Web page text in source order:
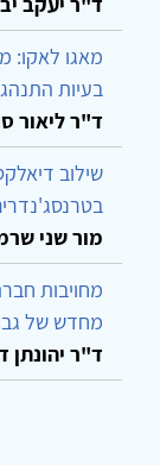
מאגו לאקו:
בעיות
ד"ר ליאור
שילוב
מור שני
מחויבות
מחדש של
ד"ר יהונתן